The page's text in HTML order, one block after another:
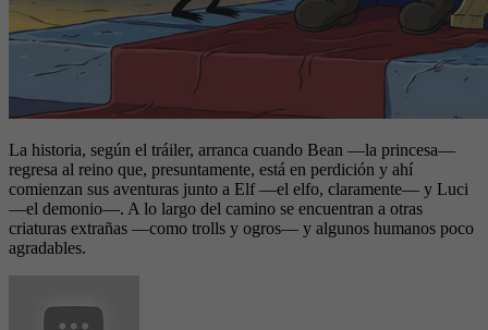
La historia, según el tráiler, arranca cuando Bean —la princesa—
regresa al reino que, presuntamente, está en perdición y ahí
comienzan sus aventuras junto a Elf —el elfo, claramente— y Luci
—el demonio—. A lo largo del camino se encuentran a otras
criaturas extrañas —como trolls y ogros— y algunos humanos poco
agradables.